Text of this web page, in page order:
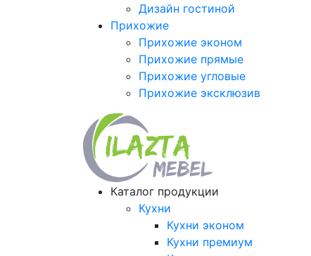
Дизайн гостиной
Прихожие
Прихожие эконом
Прихожие прямые
Прихожие угловые
Прихожие эксклюзив
Каталог продукции
Кухни
Кухни эконом
Кухни премиум